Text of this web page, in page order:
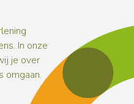
In onze
je over
omgaan.